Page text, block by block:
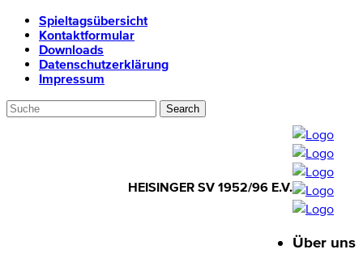
Spieltagsübersicht
Kontaktformular
Downloads
Datenschutzerklärung
Impressum
HEISINGER SV 1952/96 E.V.
Über uns